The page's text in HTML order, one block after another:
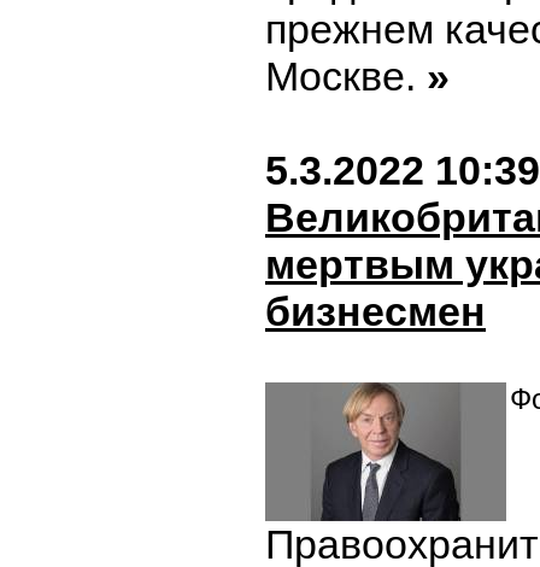
прежнем
Москве. »
5.3.2022 10:39
мертвым
бизнесмен